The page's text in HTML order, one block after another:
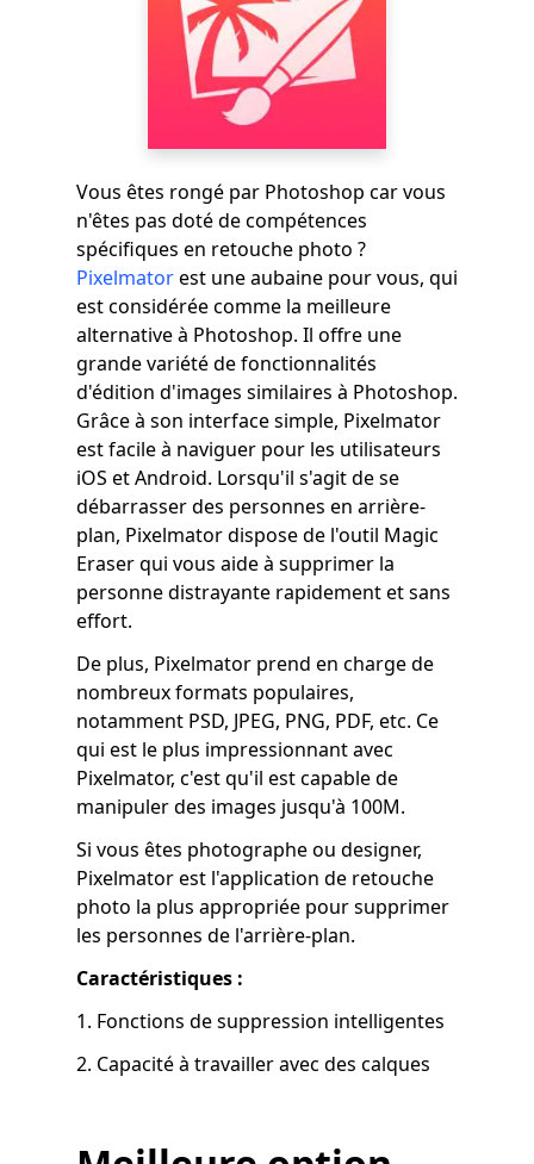
Vous êtes rongé par Photoshop car vous
n'êtes pas doté de compétences
spécifiques en retouche photo ?
Pixelmatorest une aubaine pour vous, qui
est considérée comme la meilleure
alternative à Photoshop. Il offre une
grande variété de fonctionnalités
d'édition d'images similaires à Photoshop.
Grâce à son interface simple, Pixelmator
est facile à naviguer pour les utilisateurs
iOS et Android. Lorsqu'il s'agit de se
débarrasser des personnes en arrière-
plan, Pixelmator dispose de l'outil Magic
Eraser qui vous aide à supprimer la
personne distrayante rapidement et sans
effort.
De plus, Pixelmator prend en charge de
nombreux formats populaires,
notamment PSD, JPEG, PNG, PDF, etc. Ce
qui est le plus impressionnant avec
Pixelmator, c'est qu'il est capable de
manipuler des images jusqu'à 100M.
Si vous êtes photographe ou designer,
Pixelmator est l'application de retouche
photo la plus appropriée pour supprimer
les personnes de l'arrière-plan.
Caractéristiques :
1. Fonctions de suppression intelligentes
2. Capacité à travailler avec des calques